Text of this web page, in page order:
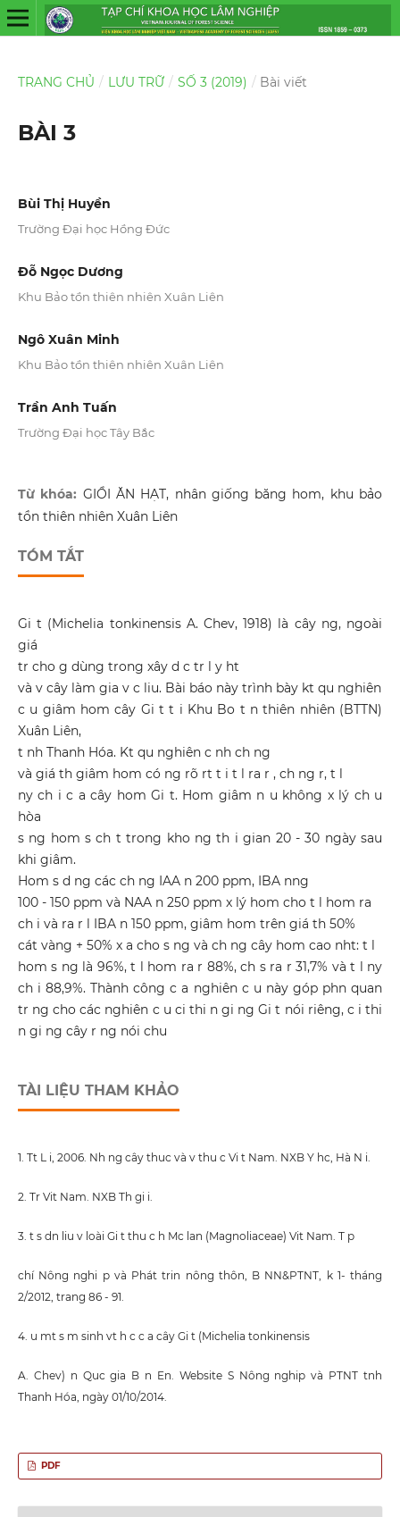
TRANG CHỦ / LƯU TRỮ / SỐ 3 (2019) / Bài viết
BÀI 3
Bùi Thị Huyền
Trường Đại học Hồng Đức
Đỗ Ngọc Dương
Khu Bảo tồn thiên nhiên Xuân Liên
Ngô Xuân Minh
Khu Bảo tồn thiên nhiên Xuân Liên
Trần Anh Tuấn
Trường Đại học Tây Bắc
Từ khóa: GIỔI ĂN HẠT, nhân giống băng hom, khu bảo
tồn thiên nhiên Xuân Liên
TÓM TẮT
Gi t (Michelia tonkinensis A. Chev, 1918) là cây ng, ngoài
giá
tr cho g dùng trong xây d c tr l y ht
và v cây làm gia v c liu. Bài báo này trình bày kt qu nghiên
c u giâm hom cây Gi t t i Khu Bo t n thiên nhiên (BTTN)
Xuân Liên,
t nh Thanh Hóa. Kt qu nghiên c nh ch ng
và giá th giâm hom có ng rõ rt t i t l ra r , ch ng r, t l
ny ch i c a cây hom Gi t. Hom giâm n u không x lý ch u
hòa
s ng hom s ch t trong kho ng th i gian 20 - 30 ngày sau
khi giâm.
Hom s d ng các ch ng IAA n 200 ppm, IBA nng
100 - 150 ppm và NAA n 250 ppm x lý hom cho t l hom ra
ch i và ra r l IBA n 150 ppm, giâm hom trên giá th 50%
cát vàng + 50% x a cho s ng và ch ng cây hom cao nht: t l
hom s ng là 96%, t l hom ra r 88%, ch s ra r 31,7% và t l ny
ch i 88,9%. Thành công c a nghiên c u này góp phn quan
tr ng cho các nghiên c u ci thi n gi ng Gi t nói riêng, c i thi
n gi ng cây r ng nói chu
TÀI LIỆU THAM KHẢO
1. Tt L i, 2006. Nh ng cây thuc và v thu c Vi t Nam. NXB Y hc, Hà N i.
2. Tr Vit Nam. NXB Th gi i.
3. t s dn liu v loài Gi t thu c h Mc lan (Magnoliaceae) Vit Nam. T p
chí Nông nghi p và Phát trin nông thôn, B NN&PTNT, k 1- tháng
2/2012, trang 86 - 91.
4. u mt s m sinh vt h c c a cây Gi t (Michelia tonkinensis
A. Chev) n Quc gia B n En. Website S Nông nghip và PTNT tnh
Thanh Hóa, ngày 01/10/2014.
PDF